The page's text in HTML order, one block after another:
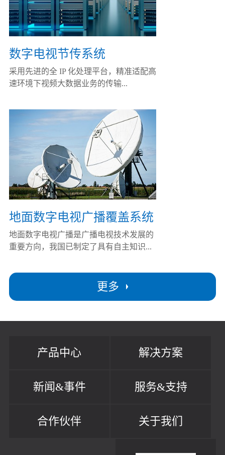
更多
数字电视节传系统
采用先进的全 IP 化处理平台，精准适配高
速环境下视频大数据业务的传输...
地面数字电视广播覆盖系统
地面数字电视广播是广播电视技术发展的
重要方向，我国已制定了具有自主知识...
产品中心 解决方案
新闻&事件 服务&支持
合作伙伴 关于我们